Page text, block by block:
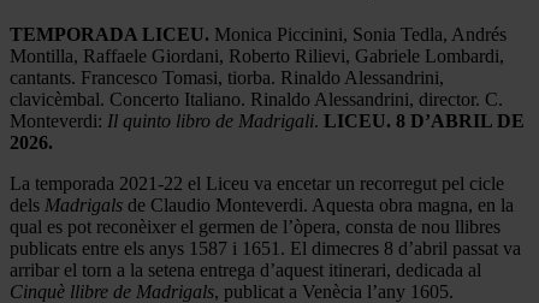
TEMPORADA LICEU. Monica Piccinini, Sonia Tedla, Andrés
Montilla, Raffaele Giordani, Roberto Rilievi, Gabriele Lombardi,
cantants. Francesco Tomasi, tiorba. Rinaldo Alessandrini,
clavicèmbal. Concerto Italiano. Rinaldo Alessandrini, director. C.
Monteverdi: Il quinto libro de Madrigali. LICEU. 8 D’ABRIL DE
2026.
La temporada 2021-22 el Liceu va encetar un recorregut pel cicle
dels Madrigals de Claudio Monteverdi. Aquesta obra magna, en la
qual es pot reconèixer el germen de l’òpera, consta de nou llibres
publicats entre els anys 1587 i 1651. El dimecres 8 d’abril passat va
arribar el torn a la setena entrega d’aquest itinerari, dedicada al
Cinquè llibre de Madrigals, publicat a Venècia l’any 1605.